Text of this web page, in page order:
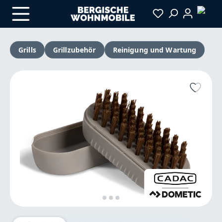
Zum Hauptinhalt springen
Grills
Grillzubehör Reinigung und Wartung
Bildergalerie überspringen